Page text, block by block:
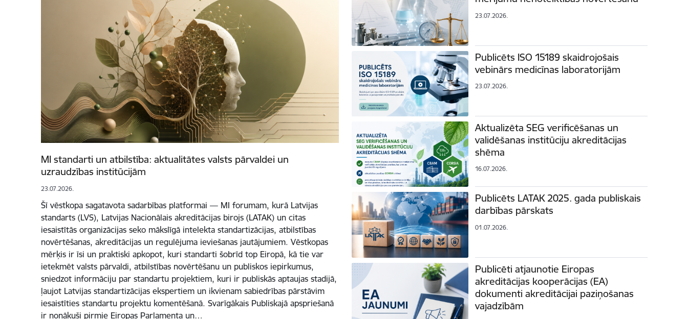
MI standarti un atbilstība: aktualitātes valsts pārvaldei un
uzraudzības institūcijām
23.07.2026.
Šī vēstkopa sagatavota sadarbības platformai — MI forumam, kurā Latvijas
standarts (LVS), Latvijas Nacionālais akreditācijas birojs (LATAK) un citas
iesaistītās organizācijas seko mākslīgā intelekta standartizācijas, atbilstības
novērtēšanas, akreditācijas un regulējuma ieviešanas jautājumiem. Vēstkopas
mērķis ir īsi un praktiski apkopot, kuri standarti šobrīd top Eiropā, kā tie var
ietekmēt valsts pārvaldi, atbilstības novērtēšanu un publiskos iepirkumus,
sniedzot informāciju par standartu projektiem, kuri ir publiskās aptaujas stadijā,
ļaujot Latvijas standartizācijas ekspertiem un ikvienam sabiedrības pārstāvim
iesaistīties standartu projektu komentēšanā. Svarīgākais Publiskajā apspriešanā
ir nonākuši pirmie Eiropas Parlamenta un…
23.07.2026.
Publicēts ISO 15189 skaidrojošais
vebinārs medicīnas laboratorijām
23.07.2026.
Aktualizēta SEG verificēšanas un
validēšanas institūciju akreditācijas
shēma
16.07.2026.
Publicēts LATAK 2025. gada publiskais
darbības pārskats
01.07.2026.
Publicēti atjaunotie Eiropas
akreditācijas kooperācijas (EA)
dokumenti akreditācijai paziņošanas
vajadzībām